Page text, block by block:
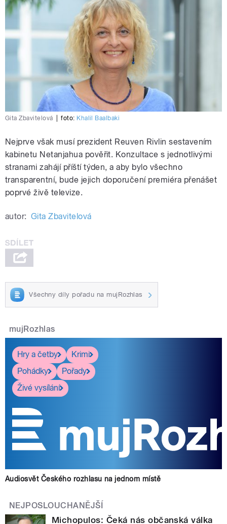
Gita Zbavitelová foto: Khalil Baalbaki
Nejprve však musí prezident Reuven Rivlin sestavením
kabinetu Netanjahua pověřit. Konzultace s jednotlivými
stranami zahájí příští týden, a aby bylo všechno
transparentní, bude jejich doporučení premiéra přenášet
poprvé živě televize.
autor: Gita Zbavitelová
Všechny díly pořadu na mujRozhlas
mujRozhlas
Hry a četby
Krimi
Pohádky
Pořady
Živé vysílání
Audiosvět Českého rozhlasu na jednom místě
NEJPOSLOUCHANĚJŠÍ
Michopulos: Čeká nás občanská válka